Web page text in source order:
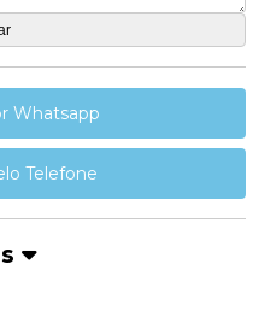
Whatsapp
Telefone